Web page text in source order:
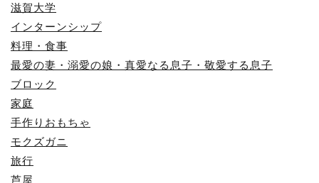
滋賀大学
インターンシップ
料理・食事
最愛の妻・溺愛の娘・真愛なる息子・敬愛する息子
ブロック
家庭
手作りおもちゃ
モクズガニ
旅行
芦屋